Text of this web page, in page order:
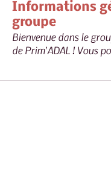
Informations
groupe
Bienvenue dans le
de Prim'ADAL ! Vous po